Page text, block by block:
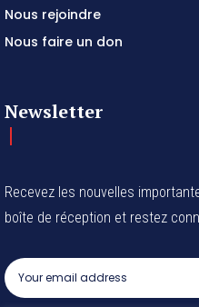
Nous rejoindre
Nous faire un don
Newsletter
Recevez les nouvelles
boîte de réception et restez